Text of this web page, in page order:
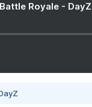
Royale - DayZ